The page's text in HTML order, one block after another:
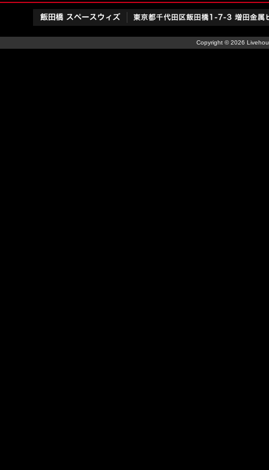
ク
セ
ス
ン
ク
イ
ト
マ
ッ
プ
Copyright ©2026